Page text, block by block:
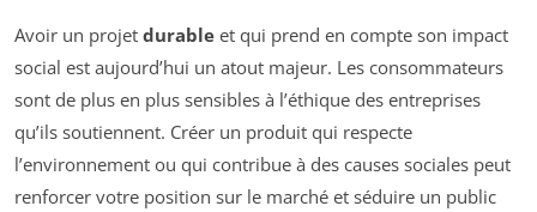
Avoir un projet durable et qui prend en compte son impact
social est aujourd’hui un atout majeur. Les consommateurs
sont de plus en plus sensibles à l’éthique des entreprises
qu’ils soutiennent. Créer un produit qui respecte
l’environnement ou qui contribue à des causes sociales peut
renforcer votre position sur le marché et séduire un public